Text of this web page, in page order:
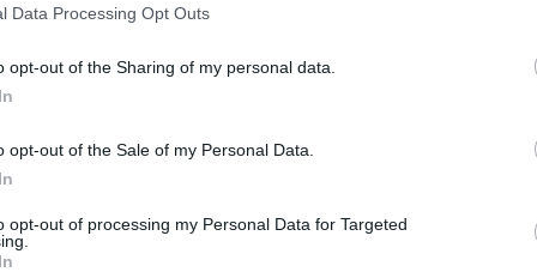
Data Processing Opt Outs
opt-out of the Sharing of my personal data.
opt-out of the Sale of my Personal Data.
opt-out of processing my Personal Data for Targeted
per facilitare la conquista del potere del loro
autorizzata da Bruxelles a fare tutto ciò che
cambio, devono solo seguire il dettato di
il ministro”, aggiungendo che “l’abbiamo visto
ha ottenuto in pochissimo tempo l’accesso ai
e analizzano cosa facciamo e cosa no…